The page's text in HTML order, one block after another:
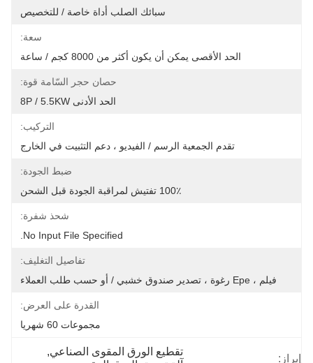
سبائك الصلب أداة خاصة / للتخصيص
سعة:
الحد الأقصى يمكن أن يكون أكثر من 8000 كجم / ساعة
حصان حجر السّامة قوة:
الحد الأدنى 8P / 5.5KW
التركيب:
تقدم الجمعية الرسم / الفيديو ، دعم التثبيت في الخارج
ضبط الجودة:
100٪ تفتيش لمراقبة الجودة قبل الشحن
شحذ شفرة:
No Input File Specified.
تفاصيل التغليف:
فيلم ، Epe رغوة ، تصدير صندوق خشبي / أو حسب طلب العملاء
القدرة على العرض:
مجموعات 60 شهريا
إبراز:
تقطيع الورق المقوى الصناعي,